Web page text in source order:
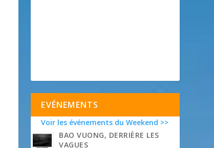
EVÉNEMENTS
Voir les événements du Weekend >>
BAO VUONG, DERRIÈRE LES
VAGUES